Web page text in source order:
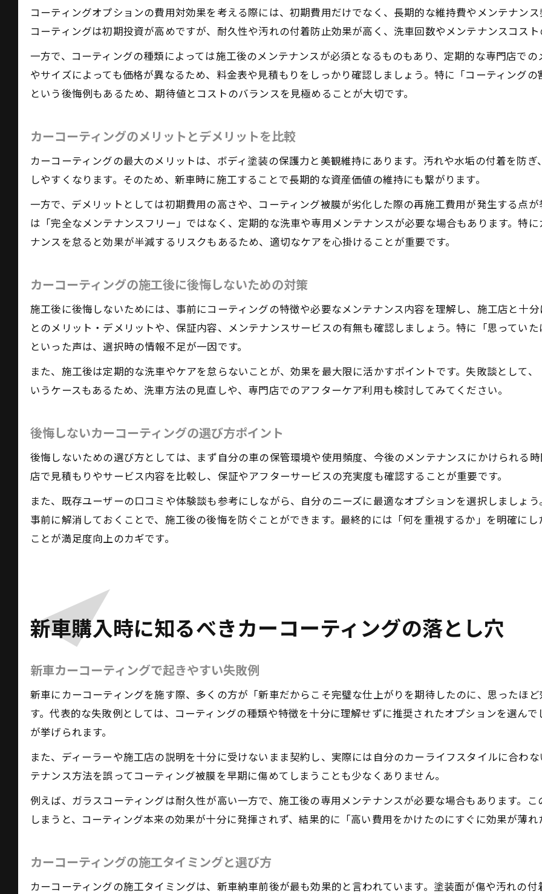
ガラスコーティングの効果と必要性を検証
ガラスコーティングが不要なケースとは
カーコーティング選びで悩んだ時の判断法
ガラスコーティングの落とし穴と回避策
ガラスコーティングの評判と口コミから考察
料金表をもとにしたカーコーティング費用比較
カーコーティングの値段に影響するポイント
相場より高いカーコーティングの注意点
費用と品質で選ぶカーコーティングのコツ
実体験からわかるカーコーティングの欠点と対策
体験談で学ぶカーコーティングのデメリット
カーコーティング施工後の後悔を防ぐ方法
欠点をカバーする適切なカーコーティング選び
コーティングオプションの費用対効果を考える際には、初期費用だけでなく、長期的な維持費やメンテナン
コーティングは初期投資が高めですが、耐久性や汚れの付着防止効果が高く、洗車回数やメンテナンスコス
一方で、コーティングの種類によっては施工後のメンテナンスが必須となるものもあり、定期的な専門店で
やサイズによっても価格が異なるため、料金表や見積もりをしっかり確認しましょう。特に「コーティング
という後悔例もあるため、期待値とコストのバランスを見極めることが大切です。
カーコーティングのメリットとデメリットを比較
カーコーティングの最大のメリットは、ボディ塗装の保護力と美観維持にあります。汚れや水垢の付着を防
しやすくなります。そのため、新車時に施工することで長期的な資産価値の維持にも繋がります。
一方で、デメリットとしては初期費用の高さや、コーティング被膜が劣化した際の再施工費用が発生する点
は「完全なメンテナンスフリー」ではなく、定期的な洗車や専用メンテナンスが必要な場合もあります。特
ナンスを怠ると効果が半減するリスクもあるため、適切なケアを心掛けることが重要です。
カーコーティングの施工後に後悔しないための対策
施工後に後悔しないためには、事前にコーティングの特徴や必要なメンテナンス内容を理解し、施工店と十
とのメリット・デメリットや、保証内容、メンテナンスサービスの有無も確認しましょう。特に「思ってい
といった声は、選択時の情報不足が一因です。
また、施工後は定期的な洗車やケアを怠らないことが、効果を最大限に活かすポイントです。失敗談として
いうケースもあるため、洗車方法の見直しや、専門店でのアフターケア利用も検討してみてください。
後悔しないカーコーティングの選び方ポイント
後悔しないための選び方としては、まず自分の車の保管環境や使用頻度、今後のメンテナンスにかけられる
店で見積もりやサービス内容を比較し、保証やアフターサービスの充実度も確認することが重要です。
また、既存ユーザーの口コミや体験談も参考にしながら、自分のニーズに最適なオプションを選択しましょ
事前に解消しておくことで、施工後の後悔を防ぐことができます。最終的には「何を重視するか」を明確に
ことが満足度向上のカギです。
新車購入時に知るべきカーコーティングの落とし穴
新車カーコーティングで起きやすい失敗例
新車にカーコーティングを施す際、多くの方が「新車だからこそ完璧な仕上がりを期待したのに、思ったほ
す。代表的な失敗例としては、コーティングの種類や特徴を十分に理解せずに推奨されたオプションを選ん
が挙げられます。
また、ディーラーや施工店の説明を十分に受けないまま契約し、実際には自分のカーライフスタイルに合わ
テナンス方法を誤ってコーティング被膜を早期に傷めてしまうことも少なくありません。
例えば、ガラスコーティングは耐久性が高い一方で、施工後の専用メンテナンスが必要な場合もあります。
しまうと、コーティング本来の効果が十分に発揮されず、結果的に「高い費用をかけたのにすぐに効果が薄
カーコーティングの施工タイミングと選び方
カーコーティングの施工タイミングは、新車納車前後が最も効果的と言われています。塗装面が傷や汚れの
お気軽にお問い合わせください
お気軽にお問い合わせください